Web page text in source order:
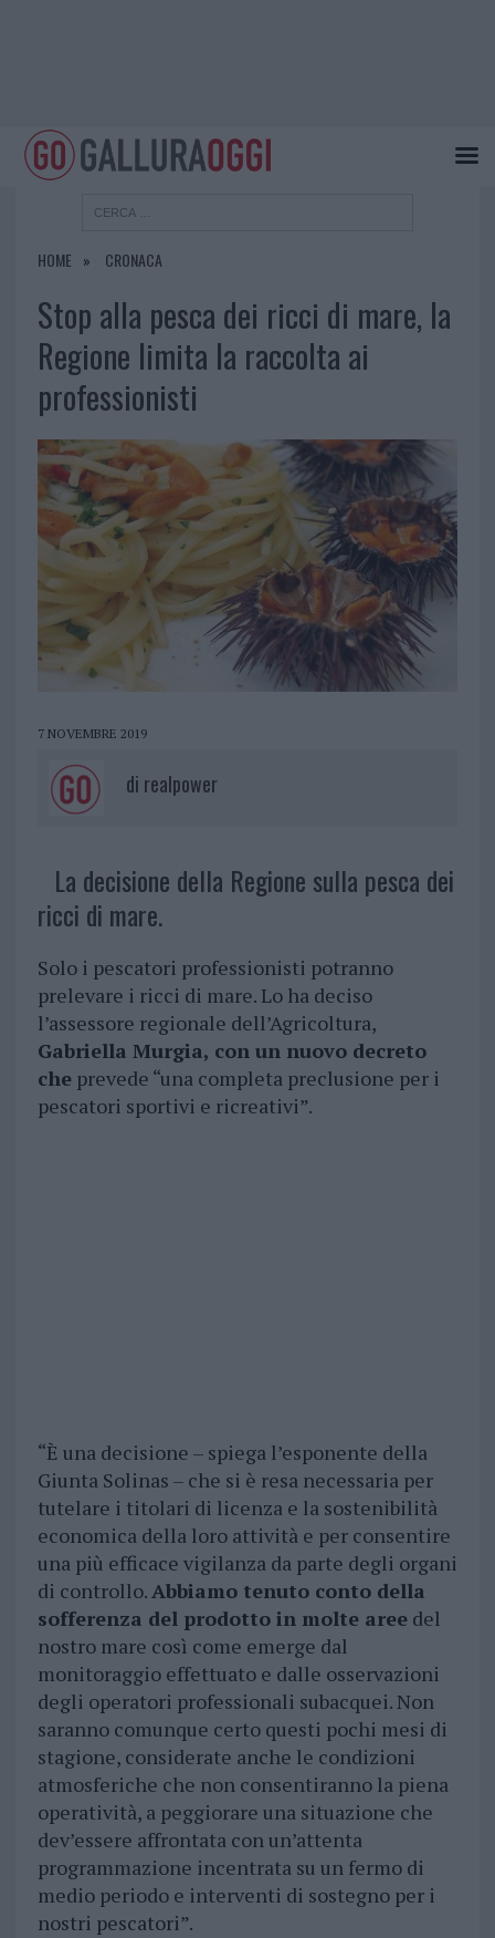
HOME CRONACA
Stop alla pesca dei ricci di mare, la
Regione limita la raccolta ai
professionisti
7 NOVEMBRE 2019
di realpower
La decisione della Regione sulla pesca dei
ricci di mare.
Solo i pescatori professionisti potranno
prelevare i ricci di mare. Lo ha deciso
l’assessore regionale dell’Agricoltura,
Gabriella Murgia, con un nuovo decreto
cheprevede “una completa preclusione per i
pescatori sportivi e ricreativi”.
“È una decisione – spiega l’esponente della
Giunta Solinas – che si è resa necessaria per
tutelare i titolari di licenza e la sostenibilità
economica della loro attività e per consentire
una più efficace vigilanza da parte degli organi
di controllo.Abbiamo tenuto conto della
sofferenza del prodotto in molte areedel
nostro mare così come emerge dal
monitoraggio effettuato e dalle osservazioni
degli operatori professionali subacquei. Non
saranno comunque certo questi pochi mesi di
stagione, considerate anche le condizioni
atmosferiche che non consentiranno la piena
operatività, a peggiorare una situazione che
dev’essere affrontata con un’attenta
programmazione incentrata su un fermo di
medio periodo e interventi di sostegno per i
nostri pescatori”.